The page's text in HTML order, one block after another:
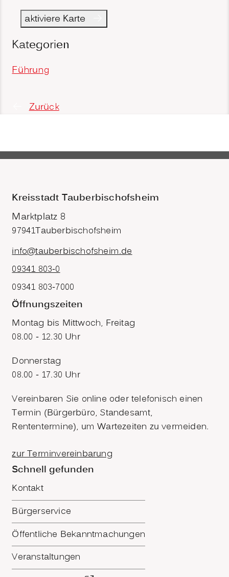
aktiviere Karte
Kategorien
Führung
Zurück
Kreisstadt Tauberbischofsheim
Marktplatz 8
97941Tauberbischofsheim
info@tauberbischofsheim.de
09341 803-0
09341 803-7000
Öffnungszeiten
Montag bis Mittwoch, Freitag
08.00 - 12.30 Uhr
Donnerstag
08.00 - 17.30 Uhr
Vereinbaren Sie online oder telefonisch einen
Termin (Bürgerbüro, Standesamt,
Rententermine), um Wartezeiten zu vermeiden.
zur Terminvereinbarung
Schnell gefunden
Kontakt
Bürgerservice
Öffentliche Bekanntmachungen
Veranstaltungen